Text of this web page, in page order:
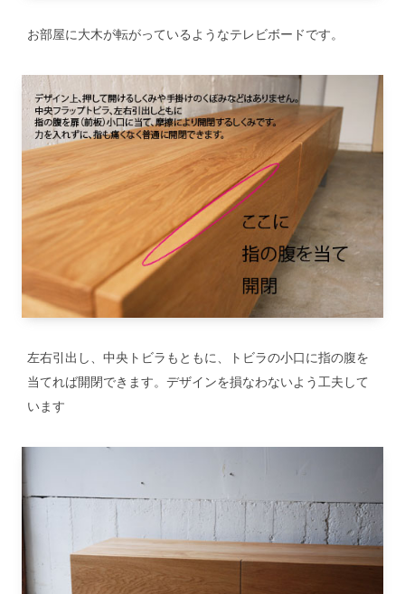
お部屋に大木が転がっているようなテレビボードです。
左右引出し、中央トビラもともに、トビラの小口に指の腹を
当てれば開閉できます。デザインを損なわないよう工夫して
います